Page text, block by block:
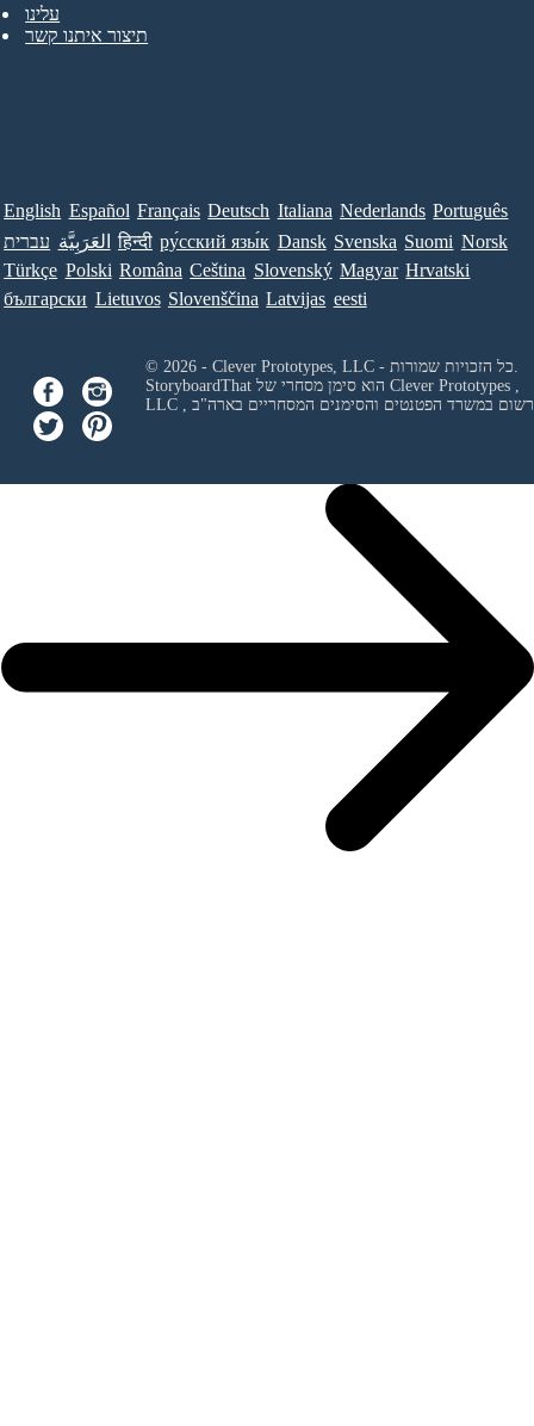
עלינו
תיצור איתנו קשר
English Español Français Deutsch Italiana Nederlands Português
עברית العَرَبِيَّة हिन्दी ру́сский язы́к Dansk Svenska Suomi Norsk
Türkçe Polski Româna Ceština Slovenský Magyar Hrvatski
български Lietuvos Slovenščina Latvijas eesti
Clever Prototypes ,
LLC
ורשום במשרד הפטנטים והסימנים המסחריים בארה"ב